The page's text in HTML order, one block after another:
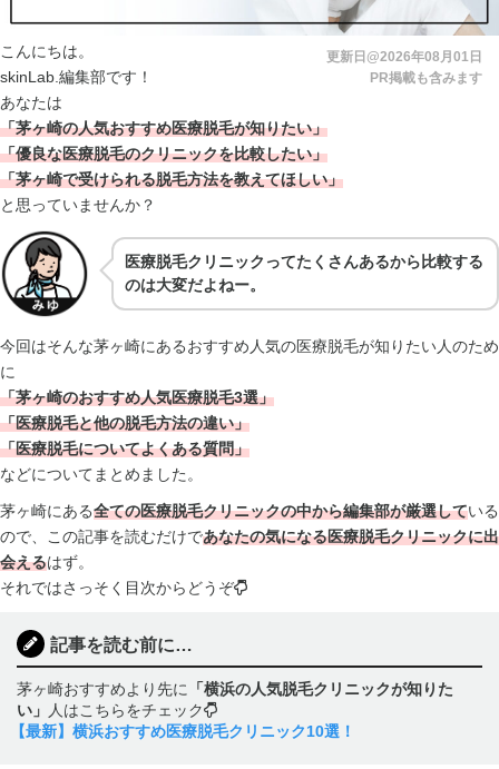
更新日@2026年08月01日
PR掲載も含みます
こんにちは。
skinLab.編集部です！
あなたは
「茅ヶ崎の人気おすすめ医療脱毛が知りたい」
「優良な医療脱毛のクリニックを比較したい」
「茅ヶ崎で受けられる脱毛方法を教えてほしい」
と思っていませんか？
医療脱毛クリニックってたくさんあるから比較する
のは大変だよねー。
今回はそんな茅ヶ崎にあるおすすめ人気の医療脱毛が知りたい人のため
に
「茅ヶ崎のおすすめ人気医療脱毛3選」
「医療脱毛と他の脱毛方法の違い」
「医療脱毛についてよくある質問」
などについてまとめました。
茅ヶ崎にある全ての医療脱毛クリニックの中から編集部が厳選している
ので、この記事を読むだけであなたの気になる医療脱毛クリニックに出
会えるはず。
それではさっそく目次からどうぞ
記事を読む前に…
茅ヶ崎おすすめより先に
「横浜の人気脱毛クリニックが知りた
い」
人はこちらをチェック
【最新】横浜おすすめ医療脱毛クリニック10選！